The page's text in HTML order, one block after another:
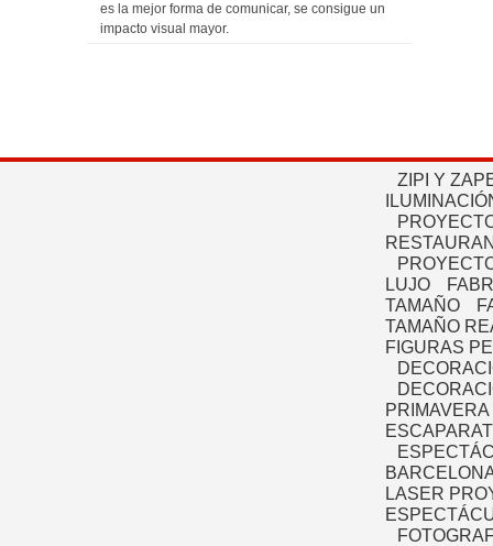
es la mejor forma de comunicar, se consigue un
impacto visual mayor.
ZIPI Y
LUJO
TAMAÑO
TAMAÑO
FIGURAS
PRIMAVERA
LASER